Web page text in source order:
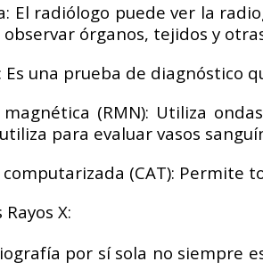
El radiólogo puede ver la
observar órganos, tejidos y
una prueba de diagnóstico
magnética (RMN): Utiliza
para evaluar vasos
(CAT): Permite
X:
por sí sola no siempre